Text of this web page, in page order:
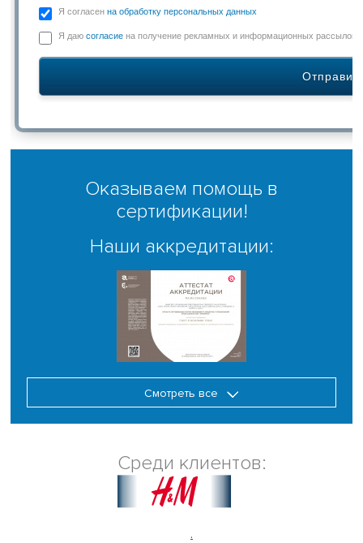
Я согласен на обработку персональных данных
Я даю согласие на получение рекламных и информационных рассылок
Оказываем помощь в
сертификации!
Наши аккредитации:
Смотреть все
Среди клиентов:
.